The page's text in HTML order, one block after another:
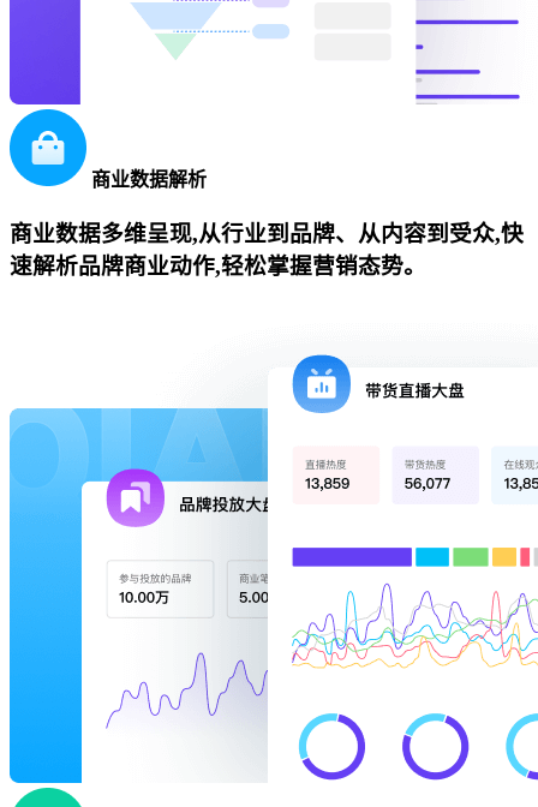
商业数据解析
商业数据多维呈现,从行业到品牌、从内容到受众,快
速解析品牌商业动作,轻松掌握营销态势。